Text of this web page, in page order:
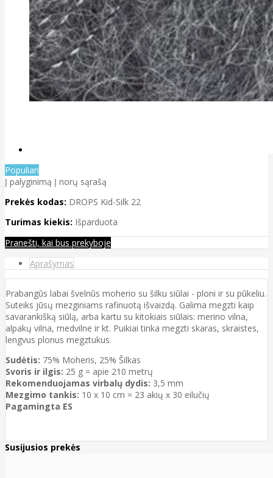
Populiari
Į palyginimą Į norų sąrašą
Prekės kodas: DROPS Kid-Silk 22
Turimas kiekis: Išparduota
Pranešti, kai bus prekyboje
Aprašymas
Prabangūs labai švelnūs moherio su šilku siūlai - ploni ir su pūkeliu.
Suteiks jūsų mezginiams rafinuotą išvaizdą. Galima megzti kaip
savarankišką siūlą, arba kartu su kitokiais siūlais: merino vilna,
alpakų vilna, medvilne ir kt. Puikiai tinka megzti skaras, skraistes,
lengvus plonus megztukus.
Sudėtis: 75% Moheris, 25% Šilkas
Svoris ir ilgis: 25 g = apie 210 metrų
Rekomenduojamas virbalų dydis: 3,5 mm
Mezgimo tankis: 10 x 10 cm = 23 akių x 30 eilučių
Pagamingta ES
Susijusios prekės